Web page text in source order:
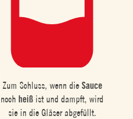
Zum Schluss, wenn die Sauce
noch heiß ist und dampft, wird
sie in die Gläser abgefüllt.